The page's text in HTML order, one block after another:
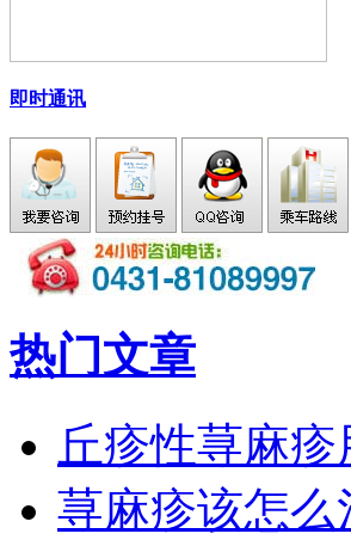
即时通讯
热门文章
丘疹性荨麻
荨麻疹该怎么